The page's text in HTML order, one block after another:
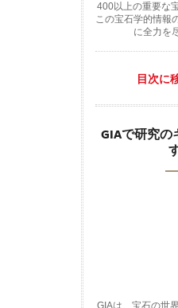
400以上の重要な
この宝石学的情報
に全力を
目次に
GIAで研究の
GIAは、宝石の世